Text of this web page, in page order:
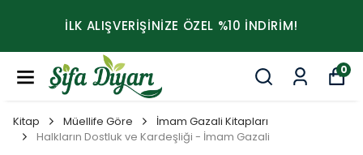
İLK ALIŞVERİŞİNİZE ÖZEL %10 İNDİRİM!
0
Kitap Müellife Göre
İmam Gazali Kitapları
Halkların Dostluk ve Kardeşliği - İmam Gazali